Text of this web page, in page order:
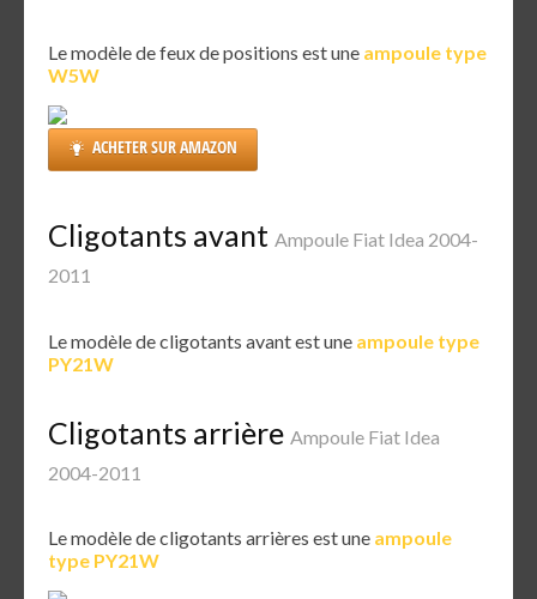
Le modèle de feux de positions est une ampoule type
W5W
ACHETER SUR AMAZON
Cligotants avant Ampoule Fiat Idea 2004-
2011
Le modèle de cligotants avant est une ampoule type
PY21W
Cligotants arrière Ampoule Fiat Idea
2004-2011
Le modèle de cligotants arrières est une ampoule
type PY21W